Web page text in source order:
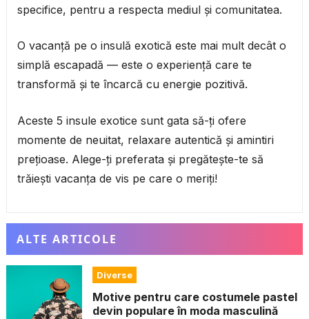
specifice, pentru a respecta mediul și comunitatea.
O vacanță pe o insulă exotică este mai mult decât o
simplă escapadă — este o experiență care te
transformă și te încarcă cu energie pozitivă.
Aceste 5 insule exotice sunt gata să-ți ofere
momente de neuitat, relaxare autentică și amintiri
prețioase. Alege-ți preferata și pregătește-te să
trăiești vacanța de vis pe care o meriți!
ALTE ARTICOLE
Diverse
Motive pentru care costumele pastel
devin populare în moda masculină